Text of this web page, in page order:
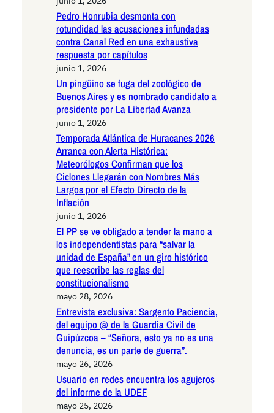
Pedro Honrubia desmonta con
rotundidad las acusaciones infundadas
contra Canal Red en una exhaustiva
respuesta por capítulos
junio 1, 2026
Un pingüino se fuga del zoológico de
Buenos Aires y es nombrado candidato a
presidente por La Libertad Avanza
junio 1, 2026
Temporada Atlántica de Huracanes 2026
Arranca con Alerta Histórica:
Meteorólogos Confirman que los
Ciclones Llegarán con Nombres Más
Largos por el Efecto Directo de la
Inflación
junio 1, 2026
El PP se ve obligado a tender la mano a
los independentistas para “salvar la
unidad de España” en un giro histórico
que reescribe las reglas del
constitucionalismo
mayo 28, 2026
Entrevista exclusiva: Sargento Paciencia,
del equipo @ de la Guardia Civil de
Guipúzcoa – “Señora, esto ya no es una
denuncia, es un parte de guerra”.
mayo 26, 2026
Usuario en redes encuentra los agujeros
del informe de la UDEF
mayo 25, 2026